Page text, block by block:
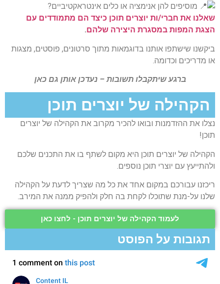
מוסיפים להן אנימציה או כלים אינטראקטיביים?
שאלנו את חברי/ות יוצרים תוכן כיצד הם מתמודדים עם
הצגת המפות במסגרת היצירה שלהם.
ביקשנו שישתפו אותנו בדוגמאות מתוך סרטונים, פוסטים, מצגות
או מדריכים וכדומה.
ברגע שיתקבלו תשובות – נעדכן אותן גם כאן
הקהילה של יוצרים תוכן​​
נצלו את ההזדמנות ובואו להכיר מקרוב את הקהילה של יוצרים
תוכן!
הקהילה של יוצרים תוכן היא מקום לשתף בו את התכנים שלכם
ולהתייעץ עם יוצרי תוכן נוספים.
ריכזנו עבורכם במקום אחד את כל מה שצריך לדעת על הקהילה
שלנו על-מנת שתוכלו לקחת בה חלק ולהפיק ממנה את המירב.
לעמוד הקהילה של יוצרים תוכן - לחצו כאן
תגובות על הפוסט